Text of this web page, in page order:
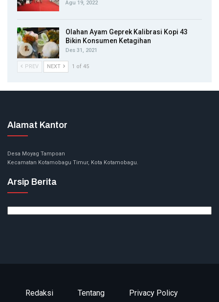
Agu 19, 2022
Olahan Ayam Geprek Kalibrasi Kopi 43
Bikin Konsumen Ketagihan
Des 31, 2021
PREV NEXT 1 of 45
Alamat Kantor
Desa Moyag Tampoan
Kecamatan Kotamobagu Timur, Kota Kotamobagu.
Arsip Berita
Redaksi Tentang
Privacy Policy